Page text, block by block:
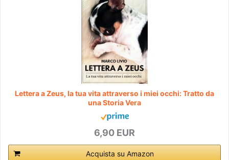
Lettera a Zeus, la tua vita attraverso i miei occhi: Tratto da
una Storia Vera
6,90 EUR
Acquista su Amazon